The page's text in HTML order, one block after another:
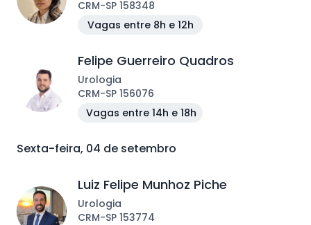
CRM-SP 158348
Vagas entre 8h e 12h
Felipe Guerreiro Quadros
Urologia
CRM-SP 156076
Vagas entre 14h e 18h
Sexta-feira, 04 de setembro
Luiz Felipe Munhoz Piche
Urologia
CRM-SP 153774